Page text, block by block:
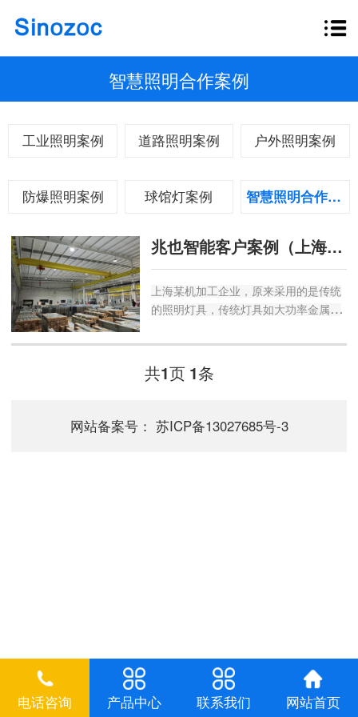
智慧照明合作案例
工业照明案例 道路照明案例 户外照明案例
防爆照明案例 球馆灯案例 智慧照明合作案例
兆也智能客户案例（上海某企业厂房改造）
上海某机加工企业，原来采用的是传统
的照明灯具，传统灯具如大功率金属卤
能被转化成了热能而非光能，导致照明
效果不佳且能耗较高。这增加了企业的
能源消耗和经济负担。传统灯具的寿命
这不仅增加了企业的维护成本，还占用
共1页 1条
网站备案号： 苏ICP备13027685号-3
电话咨询 产品中心 联系我们 网站首页